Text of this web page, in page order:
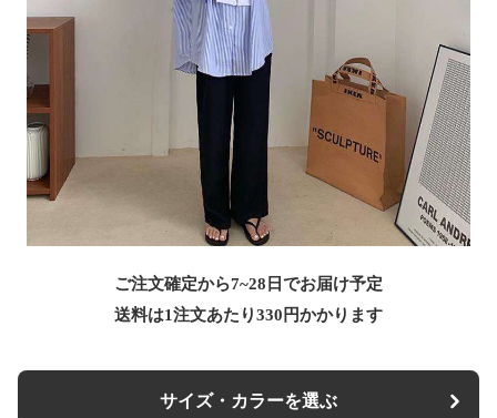
ご注文確定から7~28日でお届け予定
送料は1注文あたり330 円かかります
サイズ・カラーを選ぶ